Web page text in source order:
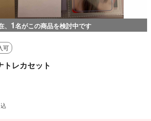
1名がこの商品を検討中です
可
レカセット